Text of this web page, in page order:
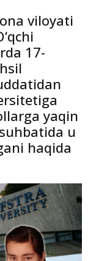
viloyati
17-
yaqin
u
haqida